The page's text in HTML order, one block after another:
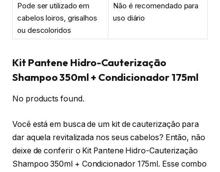
Pode ser utilizado em
cabelos loiros, grisalhos
ou descoloridos
Não é recomendado para
uso diário
Kit Pantene Hidro-Cauterização
Shampoo 350ml + Condicionador 175ml
No products found.
Você está em busca de um kit de cauterização para
dar aquela revitalizada nos seus cabelos? Então, não
deixe de conferir o Kit Pantene Hidro-Cauterização
Shampoo 350ml + Condicionador 175ml. Esse combo